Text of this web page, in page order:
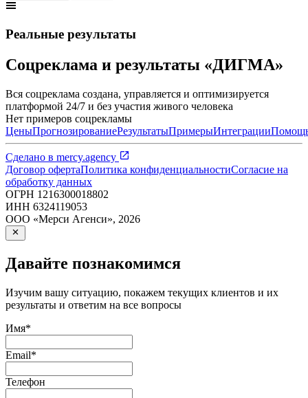
Реальные результаты
Соцреклама и результаты «ДИГМА»
Вся соцреклама создана, управляется и оптимизируется
платформой 24/7 и без участия живого человека
Нет примеров соцрекламы
ЦеныПрогнозированиеРезультатыПримерыИнтеграции
Сделано в mercy.agency
Договор офертаПолитика конфиденциальностиСогласие на
обработку данных
ОГРН 1216300018802
ИНН 6324119053
ООО «Мерси Агенси», 2026
Давайте познакомимся
Изучим вашу ситуацию, покажем текущих клиентов и их
результаты и ответим на все вопросы
Имя*
Email*
Телефон